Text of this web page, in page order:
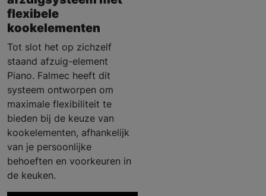
flexibele
kookelementen
Tot slot het op zichzelf
staand afzuig-element
Piano. Falmec heeft dit
systeem ontworpen om
maximale flexibiliteit te
bieden bij de keuze van
kookelementen, afhankelijk
van je persoonlijke
behoeften en voorkeuren in
de keuken.